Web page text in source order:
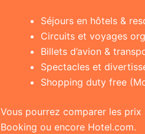
Séjours en hôtels &
Circuits et voyages
Billets d’avion &
Spectacles et
Shopping duty free
Vous pourrez comparer les prix
Booking ou encore Hotel.com.